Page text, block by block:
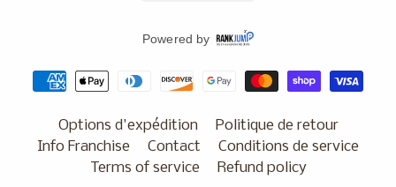
Options d'expédition
Politique de retour
Info Franchise
Contact
Conditions de service
Terms of service
Refund policy